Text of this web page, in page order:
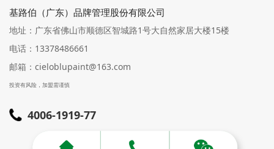
基路伯（广东）品牌管理股份有限公司
地址：广东省佛山市顺德区智城路1号大自然家居大楼15楼
电话：13378486661
邮箱：cieloblupaint@163.com
投资有风险，加盟需谨慎
4006-1919-77